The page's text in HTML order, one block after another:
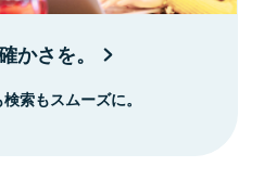
かさを。
索もスムーズに。